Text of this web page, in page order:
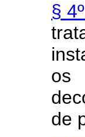
§ 4º
os
de